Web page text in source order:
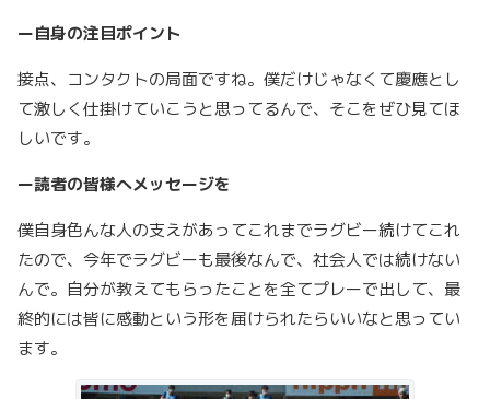
ー自身の注目ポイント
接点、コンタクトの局面ですね。僕だけじゃなくて慶應とし
て激しく仕掛けていこうと思ってるんで、そこをぜひ見てほ
しいです。
ー読者の皆様へメッセージを
僕自身色んな人の支えがあってこれまでラグビー続けてこれ
たので、今年でラグビーも最後なんで、社会人では続けない
んで。自分が教えてもらったことを全てプレーで出して、最
終的には皆に感動という形を届けられたらいいなと思ってい
ます。